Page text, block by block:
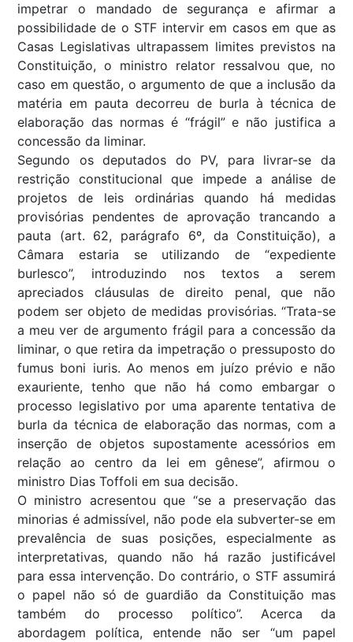
impetrar o mandado de segurança e afirmar a
possibilidade de o STF intervir em casos em que as
Casas Legislativas ultrapassem limites previstos na
Constituição, o ministro relator ressalvou que, no
caso em questão, o argumento de que a inclusão da
matéria em pauta decorreu de burla à técnica de
elaboração das normas é “frágil” e não justifica a
concessão da liminar.
Segundo os deputados do PV, para livrar-se da
restrição constitucional que impede a análise de
projetos de leis ordinárias quando há medidas
provisórias pendentes de aprovação trancando a
pauta (art. 62, parágrafo 6º, da Constituição), a
Câmara estaria se utilizando de “expediente
burlesco”, introduzindo nos textos a serem
apreciados cláusulas de direito penal, que não
podem ser objeto de medidas provisórias. “Trata-se
a meu ver de argumento frágil para a concessão da
liminar, o que retira da impetração o pressuposto do
fumus boni iuris. Ao menos em juízo prévio e não
exauriente, tenho que não há como embargar o
processo legislativo por uma aparente tentativa de
burla da técnica de elaboração das normas, com a
inserção de objetos supostamente acessórios em
relação ao centro da lei em gênese”, afirmou o
ministro Dias Toffoli em sua decisão.
O ministro acresentou que “se a preservação das
minorias é admissível, não pode ela subverter-se em
prevalência de suas posições, especialmente as
interpretativas, quando não há razão justificável
para essa intervenção. Do contrário, o STF assumirá
o papel não só de guardião da Constituição mas
também do processo político”. Acerca da
abordagem política, entende não ser “um papel